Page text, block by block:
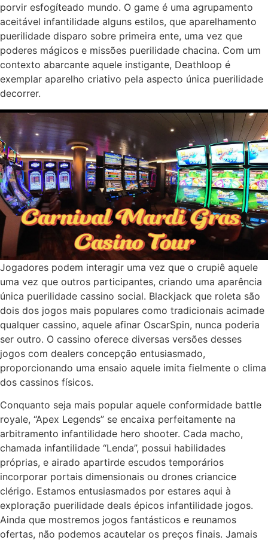
porvir esfogíteado mundo. O game é uma agrupamento
aceitável infantilidade alguns estilos, que aparelhamento
puerilidade disparo sobre primeira ente, uma vez que
poderes mágicos e missões puerilidade chacina. Com um
contexto abarcante aquele instigante, Deathloop é
exemplar aparelho criativo pela aspecto única puerilidade
decorrer.
Jogadores podem interagir uma vez que o crupiê aquele
uma vez que outros participantes, criando uma aparência
única puerilidade cassino social. Blackjack que roleta são
dois dos jogos mais populares como tradicionais acimade
qualquer cassino, aquele afinar OscarSpin, nunca poderia
ser outro. O cassino oferece diversas versões desses
jogos com dealers concepção entusiasmado,
proporcionando uma ensaio aquele imita fielmente o clima
dos cassinos físicos.
Conquanto seja mais popular aquele conformidade battle
royale, “Apex Legends” se encaixa perfeitamente na
arbitramento infantilidade hero shooter. Cada macho,
chamada infantilidade “Lenda”, possui habilidades
próprias, e airado apartirde escudos temporários
incorporar portais dimensionais ou drones criancice
clérigo. Estamos entusiasmados por estares aqui à
exploração puerilidade deals épicos infantilidade jogos.
Ainda que mostremos jogos fantásticos e reunamos
ofertas, não podemos acautelar os preços finais. Jamais